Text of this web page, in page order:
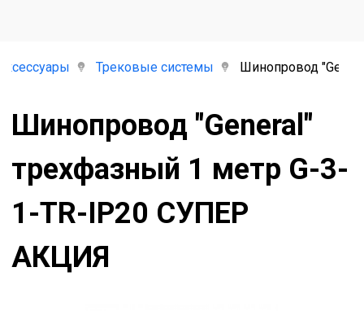
Трековые системы Шинопровод
Шинопровод "General"
трехфазный 1 метр G-3-
1-TR-IP20 СУПЕР
АКЦИЯ